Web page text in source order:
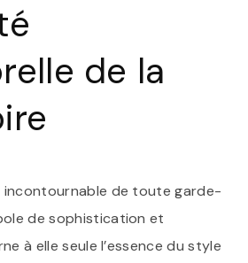
de la
incontournable de toute garde-
de sophistication et
à elle seule l’essence du style